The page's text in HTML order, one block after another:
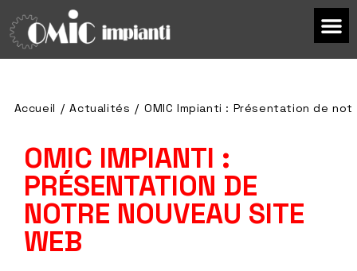
Accueil / Actualités / OMIC Impianti : Présentation de
OMIC IMPIANTI :
PRÉSENTATION DE
NOTRE NOUVEAU SITE
WEB